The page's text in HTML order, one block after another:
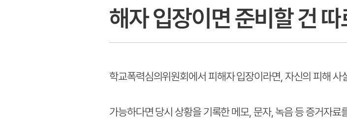
해자 입장이면 준비할 건
학교폭력심의위원회에서 피해자 입장이라면, 자신의 피해
가능하다면 당시 상황을 기록한 메모, 문자, 녹음 등 증거자료